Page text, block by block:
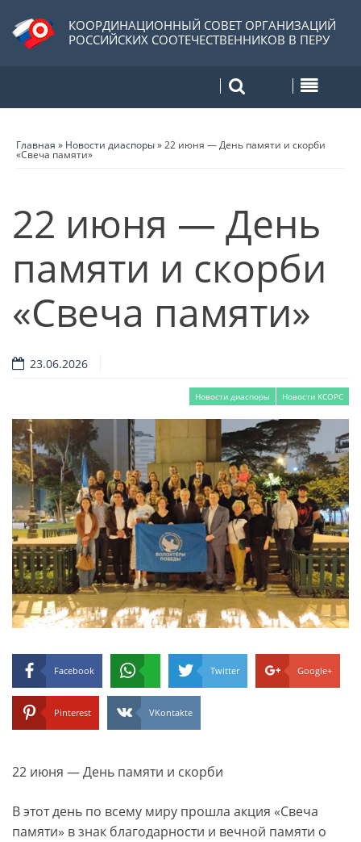
КООРДИНАЦИОННЫЙ СОВЕТ ОРГАНИЗАЦИЙ
РОССИЙСКИХ СООТЕЧЕСТВЕННИКОВ В ПЕРУ
Главная » Новости диаспоры»22 июня — День памяти и скорби
«Свеча памяти»
22 июня — День
памяти и скорби
«Свеча памяти»
23.06.2026
Новости диаспоры Новости КСОРС
Facebook Twitter Google+
Pinterest VKontakte
22 июня — День памяти и скорби
В этот день по всему миру прошла акция «Свеча
памяти» в знак благодарности и вечной памяти о